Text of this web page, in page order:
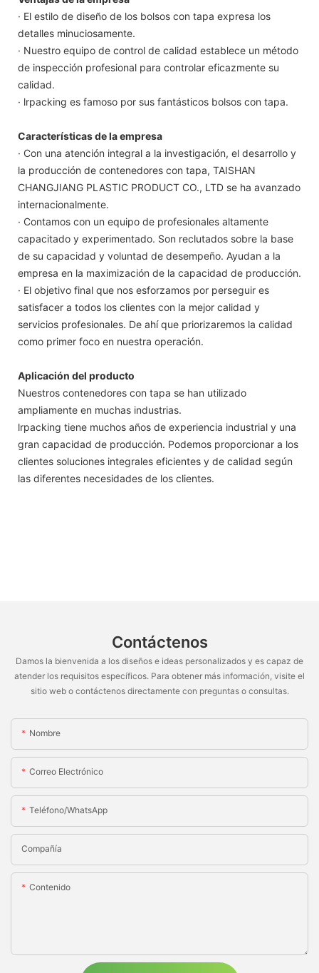
· El estilo de diseño de los bolsos con tapa expresa los
detalles minuciosamente.
· Nuestro equipo de control de calidad establece un método
de inspección profesional para controlar eficazmente su
calidad.
· lrpacking es famoso por sus fantásticos bolsos con tapa.
Características de la empresa
· Con una atención integral a la investigación, el desarrollo y
la producción de contenedores con tapa, TAISHAN
CHANGJIANG PLASTIC PRODUCT CO., LTD se ha avanzado
internacionalmente.
· Contamos con un equipo de profesionales altamente
capacitado y experimentado. Son reclutados sobre la base
de su capacidad y voluntad de desempeño. Ayudan a la
empresa en la maximización de la capacidad de producción.
· El objetivo final que nos esforzamos por perseguir es
satisfacer a todos los clientes con la mejor calidad y
servicios profesionales. De ahí que priorizaremos la calidad
como primer foco en nuestra operación.
Aplicación del producto
Nuestros contenedores con tapa se han utilizado
ampliamente en muchas industrias.
lrpacking tiene muchos años de experiencia industrial y una
gran capacidad de producción. Podemos proporcionar a los
clientes soluciones integrales eficientes y de calidad según
las diferentes necesidades de los clientes.
Contáctenos
Damos la bienvenida a los diseños e ideas personalizados y es capaz de
atender los requisitos específicos. Para obtener más información, visite el
sitio web o contáctenos directamente con preguntas o consultas.
Nombre
Correo Electrónico
Teléfono/WhatsApp
Compañía
Contenido